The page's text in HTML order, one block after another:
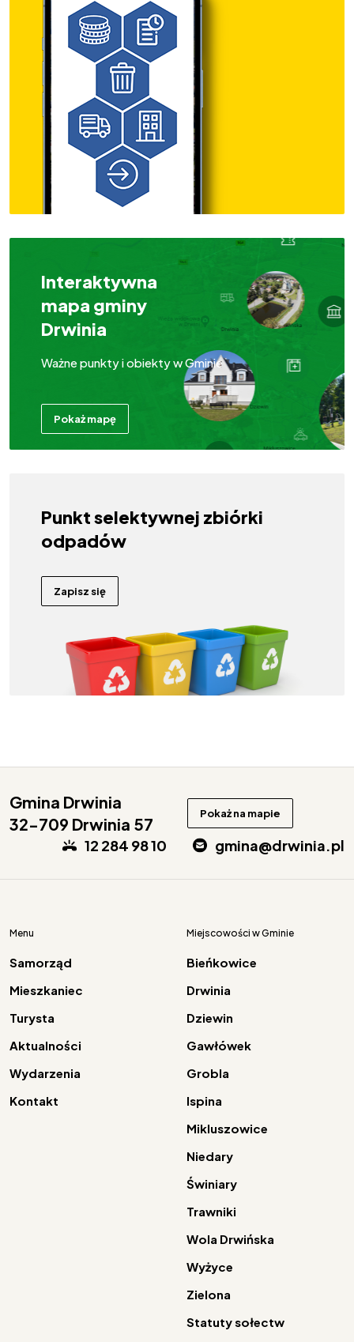
Interaktywna
mapa gminy
Drwinia
Ważne punkty i obiekty w Gminie
Pokaż mapę
Punkt selektywnej zbiórki
odpadów
Zapisz się
Gmina Drwinia
32-709 Drwinia 57
Pokaż na mapie
12 284 98 10 gmina@drwinia.pl
Menu
Samorząd
Mieszkaniec
Turysta
Aktualności
Wydarzenia
Kontakt
Miejscowości w Gminie
Bieńkowice
Drwinia
Dziewin
Gawłówek
Grobla
Ispina
Mikluszowice
Niedary
Świniary
Trawniki
Wola Drwińska
Wyżyce
Zielona
Statuty sołectw